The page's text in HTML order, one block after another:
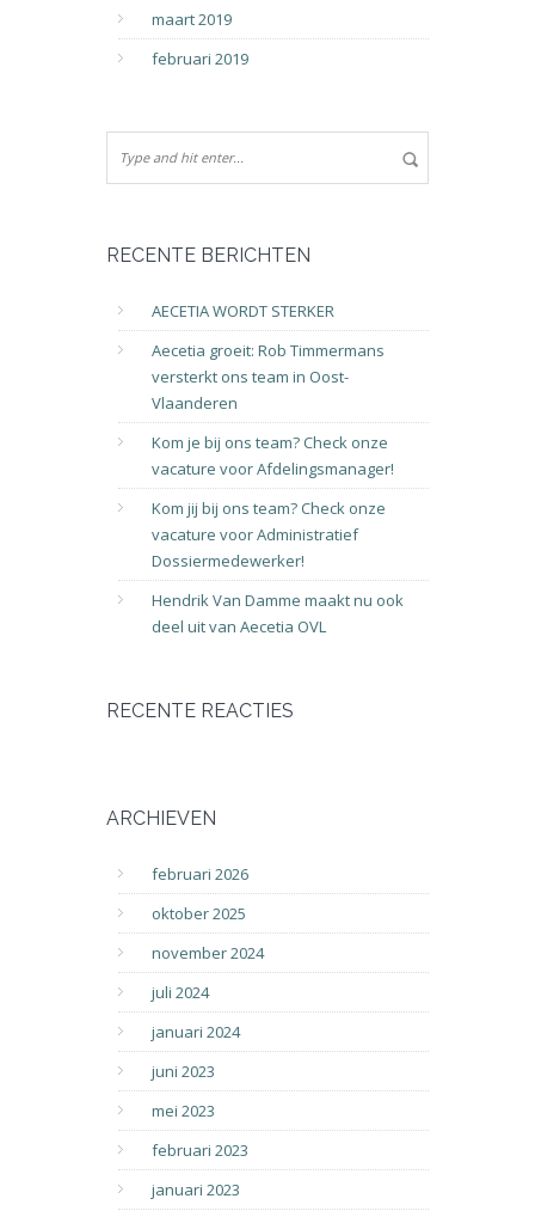
maart 2019
februari 2019
RECENTE BERICHTEN
AECETIA WORDT STERKER
Aecetia groeit: Rob Timmermans
versterkt ons team in Oost-
Vlaanderen
Kom je bij ons team? Check onze
vacature voor Afdelingsmanager!
Kom jij bij ons team? Check onze
vacature voor Administratief
Dossiermedewerker!
Hendrik Van Damme maakt nu ook
deel uit van Aecetia OVL
RECENTE REACTIES
ARCHIEVEN
februari 2026
oktober 2025
november 2024
juli 2024
januari 2024
juni 2023
mei 2023
februari 2023
januari 2023